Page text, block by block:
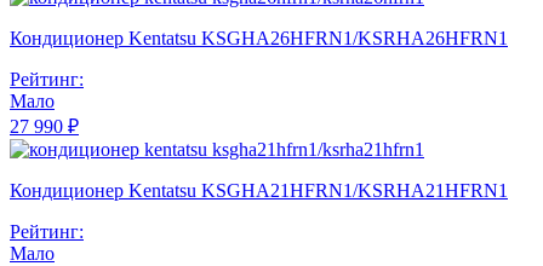
Кондиционер Kentatsu KSGHA26HFRN1/KSRHA26HFRN1
Рейтинг:
Мало
27 990 ₽
Кондиционер Kentatsu KSGHA21HFRN1/KSRHA21HFRN1
Рейтинг:
Мало